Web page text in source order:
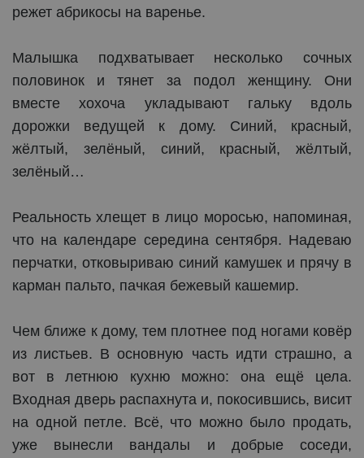
режет абрикосы на варенье.
Малышка подхватывает несколько сочных
половинок и тянет за подол женщину. Они
вместе хохоча укладывают гальку вдоль
дорожки ведущей к дому. Синий, красный,
жёлтый, зелёный, синий, красный, жёлтый,
зелёный…
Реальность хлещет в лицо моросью, напоминая,
что на календаре середина сентября. Надеваю
перчатки, отковыриваю синий камушек и прячу в
карман пальто, пачкая бежевый кашемир.
Чем ближе к дому, тем плотнее под ногами ковёр
из листьев. В основную часть идти страшно, а
вот в летнюю кухню можно: она ещё цела.
Входная дверь распахнута и, покосившись, висит
на одной петле. Всё, что можно было продать,
уже вынесли вандалы и добрые соседи,